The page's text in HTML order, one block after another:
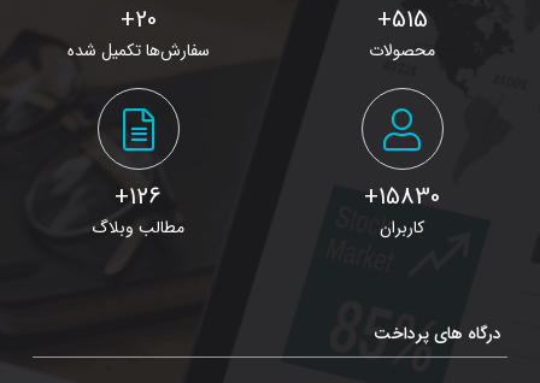
515+
محصولات
20+
سفارش‌ها تکمیل شده
15830+
کاربران
126+
مطالب وبلاگ
درگاه های پرداخت